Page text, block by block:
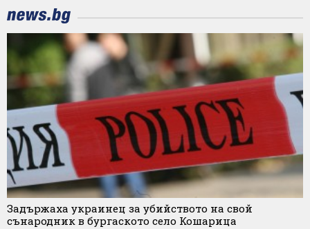
Задържаха украинец за убийството на свой
сънародник в бургаското село Кошарица